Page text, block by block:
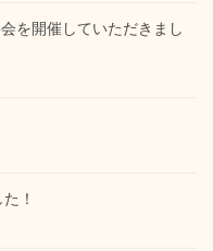
を開催していただきまし
！